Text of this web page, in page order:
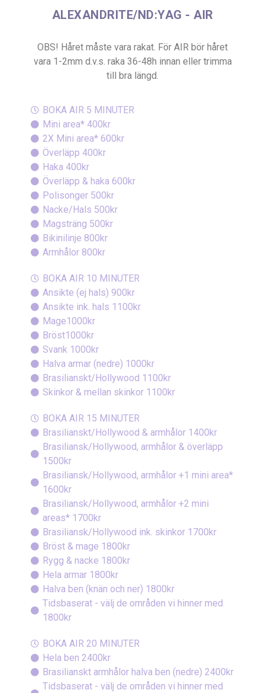
ALEXANDRITE/ND:YAG - AIR
OBS! Håret måste vara rakat. För AIR bör håret
vara 1-2mm d.v.s. raka 36-48h innan eller trimma
till bra längd.
BOKA AIR 5 MINUTER
Mini area*400kr
2X Mini area* 600kr
Överläpp 400kr
Haka 400kr
Överläpp & haka 600kr
Polisonger 500kr
Nacke/Hals 500kr
Magsträng 500kr
Bikinilinje 800kr
Armhålor 800kr
BOKA AIR 10 MINUTER
Ansikte (ej hals) 900kr
Ansikte ink. hals 1100kr
Mage1000kr
Bröst1000kr
Svank 1000kr
Halva armar (nedre) 1000kr
Brasilianskt/Hollywood 1100kr
Skinkor & mellan skinkor 1100kr
BOKA AIR 15 MINUTER
Brasilianskt/Hollywood & armhålor 1400kr
Brasiliansk/Hollywood, armhålor & överläpp
1500kr
Brasiliansk/Hollywood, armhålor +1 mini area*
1600kr
Brasiliansk/Hollywood, armhålor +2 mini
areas* 1700kr
Brasiliansk/Hollywood ink. skinkor 1700kr
Bröst & mage 1800kr
Rygg & nacke 1800kr
Hela armar 1800kr
Halva ben (knän och ner) 1800kr
Tidsbaserat - välj de områden vi hinner med
1800kr
BOKA AIR 20 MINUTER
Hela ben 2400kr
Brasilianskt armhålor halva ben (nedre) 2400kr
Tidsbaserat - välj de områden vi hinner med